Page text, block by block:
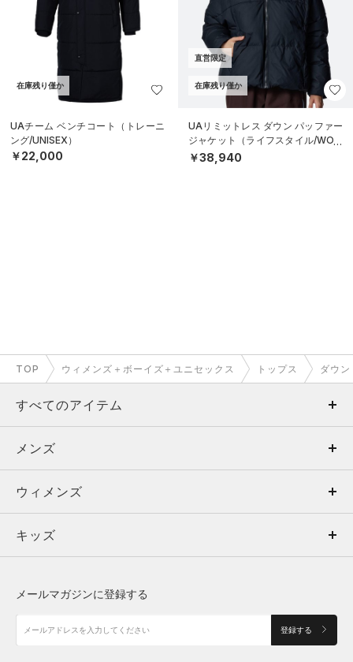
在庫残り僅か
UAチーム ベンチコート（トレーニ
ング/UNISEX）
￥22,000
直営限定
在庫残り僅か
UAリミットレス ダウン パッファー
ジャケット（ライフスタイル/WOM
EN）
￥38,940
TOP ウィメンズ＋ボーイズ＋ユニセックス トップス ダウ
すべてのアイテム
メンズ
ウィメンズ
キッズ
アクセサリー
メンズ
トップス
ボトムス
アクセサリー
ウィメンズ
トップス
シューズ
キッズ
メールマガジンに登録する
登録する